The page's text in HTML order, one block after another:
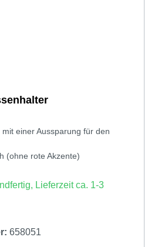
einer Aussparung für den
(ohne rote Akzente)
Lieferzeit ca. 1-3
658051